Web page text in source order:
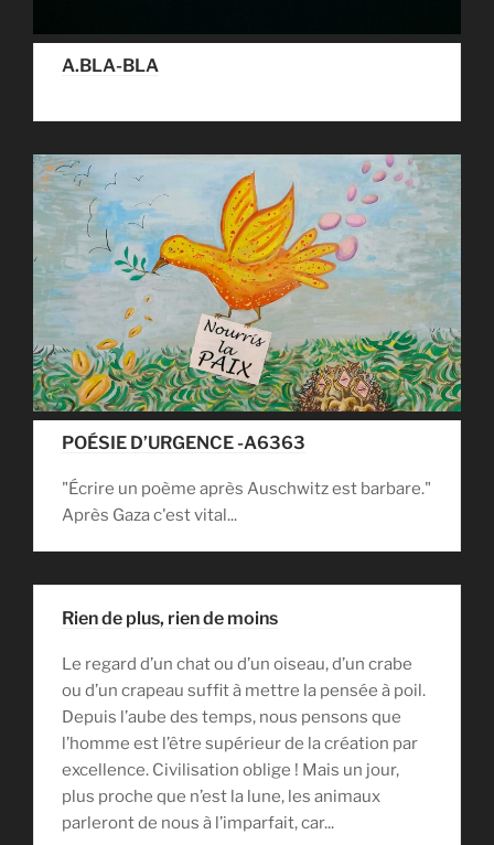
A.BLA-BLA
POÉSIE D’URGENCE -A6363
"Écrire un poème après Auschwitz est barbare."
Après Gaza c'est vital...
Rien de plus, rien de moins
Le regard d’un chat ou d’un oiseau, d’un crabe
ou d’un crapeau suffit à mettre la pensée à poil.
Depuis l’aube des temps, nous pensons que
l’homme est l’être supérieur de la création par
excellence. Civilisation oblige ! Mais un jour,
plus proche que n’est la lune, les animaux
parleront de nous à l’imparfait, car...